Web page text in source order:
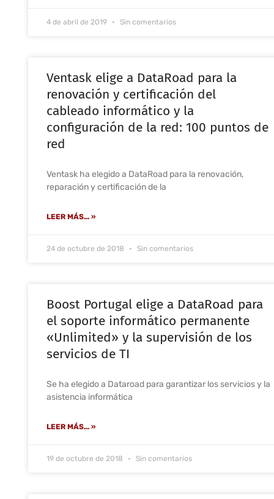
4 de abril de 2019 Sin comentarios
Ventask elige a DataRoad para la
renovación y certificación del
cableado informático y la
configuración de la red: 100 puntos de
red
Ventask ha elegido a DataRoad para la renovación,
reparación y certificación de la
LEER MÁS... »
24 de octubre de 2018 Sin comentarios
Boost Portugal elige a DataRoad para
el soporte informático permanente
«Unlimited» y la supervisión de los
servicios de TI
Se ha elegido a Dataroad para garantizar los servicios y la
asistencia informática
LEER MÁS... »
19 de octubre de 2018 Sin comentarios